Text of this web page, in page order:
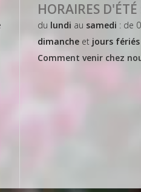
HORAIRES D'ÉTÉ
du lundi au samedi : de
dimancheet jours fériés
Comment venir chez